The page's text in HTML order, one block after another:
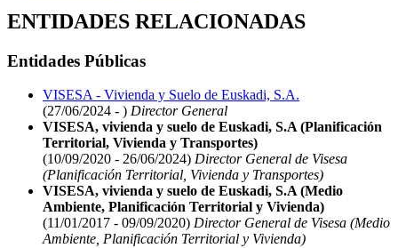
ENTIDADES RELACIONADAS
Entidades Públicas
VISESA - Vivienda y Suelo de Euskadi, S.A.
(27/06/2024 - ) Director General
VISESA, vivienda y suelo de Euskadi, S.A (Planificación
Territorial, Vivienda y Transportes)
(10/09/2020 - 26/06/2024) Director General de Visesa
(Planificación Territorial, Vivienda y Transportes)
VISESA, vivienda y suelo de Euskadi, S.A (Medio
Ambiente, Planificación Territorial y Vivienda)
(11/01/2017 - 09/09/2020) Director General de Visesa (Medio
Ambiente, Planificación Territorial y Vivienda)